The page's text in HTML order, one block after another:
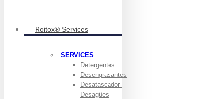
Roitox® Services
SERVICES
Detergentes
Desengrasantes
Desatascador-
Desagües